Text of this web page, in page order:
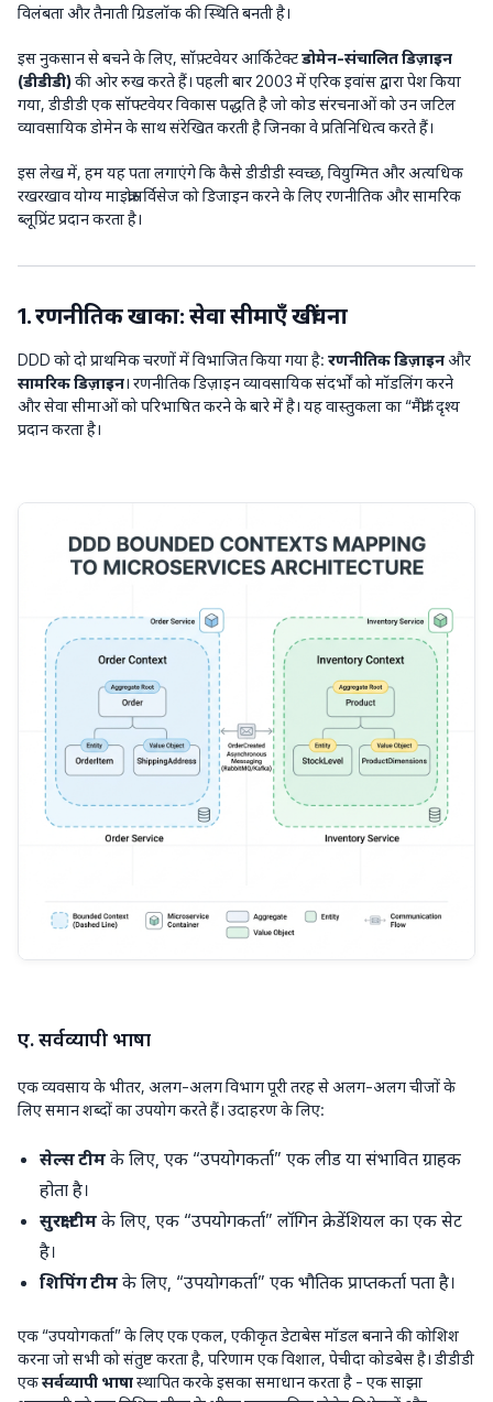
विलंबता और तैनाती ग्रिडलॉक की स्थिति बनती है।
इस नुकसान से बचने के लिए, सॉफ़्टवेयर आर्किटेक्टडोमेन-संचालित डिज़ाइन
(डीडीडी)की ओर रुख करते हैं। पहली बार 2003 में एरिक इवांस द्वारा पेश किया
गया, डीडीडी एक सॉफ्टवेयर विकास पद्धति है जो कोड संरचनाओं को उन जटिल
व्यावसायिक डोमेन के साथ संरेखित करती है जिनका वे प्रतिनिधित्व करते हैं।
इस लेख में, हम यह पता लगाएंगे कि कैसे डीडीडी स्वच्छ, वियुग्मित और अत्यधिक
रखरखाव योग्य माइक्रोसर्विसेज को डिजाइन करने के लिए रणनीतिक और सामरिक
ब्लूप्रिंट प्रदान करता है।
1. रणनीतिक खाका: सेवा सीमाएँ खींचना
DDD को दो प्राथमिक चरणों में विभाजित किया गया है: रणनीतिक डिज़ाइन और
सामरिक डिज़ाइन। रणनीतिक डिज़ाइन व्यावसायिक संदर्भों को मॉडलिंग करने
और सेवा सीमाओं को परिभाषित करने के बारे में है। यह वास्तुकला का “मैक्रो” दृश्य
प्रदान करता है।
ए. सर्वव्यापी भाषा
एक व्यवसाय के भीतर, अलग-अलग विभाग पूरी तरह से अलग-अलग चीजों के
लिए समान शब्दों का उपयोग करते हैं। उदाहरण के लिए:
सेल्स टीम के लिए, एक “उपयोगकर्ता” एक लीड या संभावित ग्राहक
होता है।
सुरक्षा टीम के लिए, एक “उपयोगकर्ता” लॉगिन क्रेडेंशियल का एक सेट
है।
शिपिंग टीम के लिए, “उपयोगकर्ता” एक भौतिक प्राप्तकर्ता पता है।
एक “उपयोगकर्ता” के लिए एक एकल, एकीकृत डेटाबेस मॉडल बनाने की कोशिश
करना जो सभी को संतुष्ट करता है, परिणाम एक विशाल, पेचीदा कोडबेस है। डीडीडी
एकसर्वव्यापी भाषास्थापित करके इसका समाधान करता है - एक साझा